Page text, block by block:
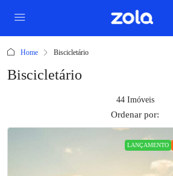
Home Biscicletário
Biscicletário
44 Imóveis
Ordenar por:
LANÇAMENTO